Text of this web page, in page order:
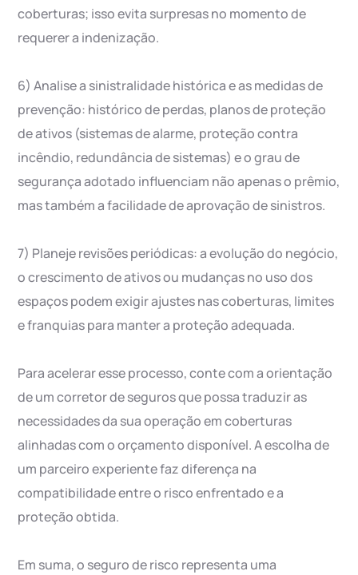
coberturas; isso evita surpresas no momento de
requerer a indenização.
6) Analise a sinistralidade histórica e as medidas de
prevenção: histórico de perdas, planos de proteção
de ativos (sistemas de alarme, proteção contra
incêndio, redundância de sistemas) e o grau de
segurança adotado influenciam não apenas o prêmio,
mas também a facilidade de aprovação de sinistros.
7) Planeje revisões periódicas: a evolução do negócio,
o crescimento de ativos ou mudanças no uso dos
espaços podem exigir ajustes nas coberturas, limites
e franquias para manter a proteção adequada.
Para acelerar esse processo, conte com a orientação
de um corretor de seguros que possa traduzir as
necessidades da sua operação em coberturas
alinhadas com o orçamento disponível. A escolha de
um parceiro experiente faz diferença na
compatibilidade entre o risco enfrentado e a
proteção obtida.
Em suma, o seguro de risco representa uma